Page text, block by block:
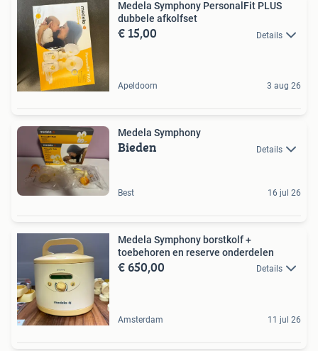
Medela Symphony PersonalFit PLUS
dubbele afkolfset
€ 15,00 Details
Apeldoorn 3 aug 26
Medela Symphony
Bieden Details
Best 16 jul 26
Medela Symphony borstkolf +
toebehoren en reserve onderdelen
€ 650,00 Details
Amsterdam 11 jul 26